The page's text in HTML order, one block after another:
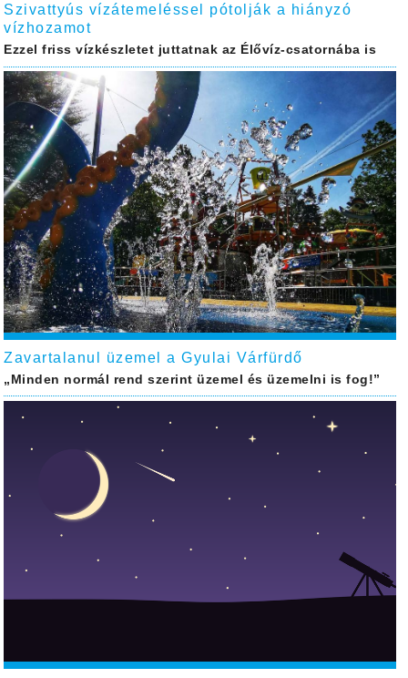
Szivattyús vízátemeléssel pótolják a hiányzó
vízhozamot
Ezzel friss vízkészletet juttatnak az Élővíz-csatornába is
Zavartalanul üzemel a Gyulai Várfürdő
„Minden normál rend szerint üzemel és üzemelni is fog!”